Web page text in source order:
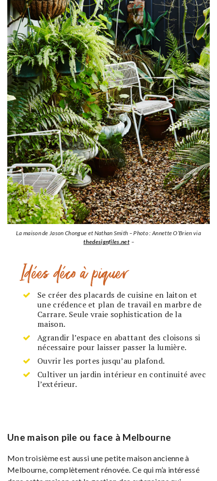
La maison de Jason Chongue et Nathan Smith – Photo : Annette O’Brien via
thedesignfiles.net –
Idées déco à piquer
Se créer des placards de cuisine en laiton et
une crédence et plan de travail en marbre de
Carrare. Seule vraie sophistication de la
maison.
Agrandir l’espace en abattant des cloisons si
nécessaire pour laisser passer la lumière.
Ouvrir les portes jusqu’au plafond.
Cultiver un jardin intérieur en continuité avec
l’extérieur.
Une maison pile ou face à Melbourne
Mon troisième est aussi une petite maison ancienne à
Melbourne, complètement rénovée. Ce qui m’a intéressé